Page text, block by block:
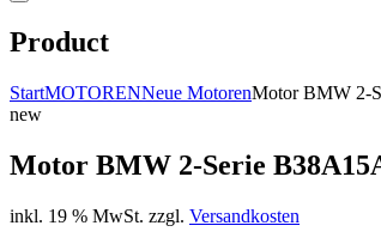
Product
StartMOTORENNeue MotorenMotor BMW 2-
new
Motor BMW 2-Serie
inkl. 19 % MwSt. zzgl. Versandkosten